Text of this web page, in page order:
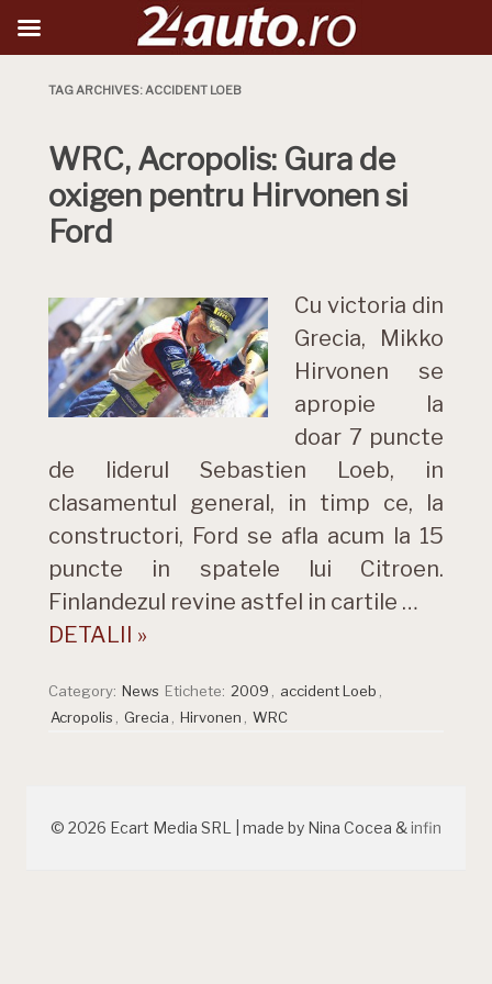
TAG ARCHIVES:ACCIDENT LOEB
WRC, Acropolis: Gura de
oxigen pentru Hirvonen si
Ford
Cu victoria din
Grecia, Mikko
Hirvonen se
apropie la
doar 7 puncte
de liderul Sebastien Loeb, in
clasamentul general, in timp ce, la
constructori, Ford se afla acum la 15
puncte in spatele lui Citroen.
Finlandezul revine astfel in cartile …
DETALII »
Category: News Etichete: 2009 accident Loeb
Acropolis
Grecia Hirvonen WRC
© 2026 Ecart Media SRL | made by Nina Cocea &infin